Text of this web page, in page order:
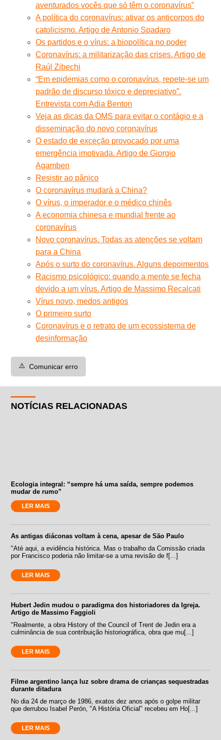
aventurados vocês que só têm o coronavírus”
A política do coronavírus: ativar os anticorpos do
catolicismo. Artigo de Antonio Spadaro
Os partidos e o vírus: a biopolítica no poder
Coronavírus: a militarização das crises. Artigo de
Raúl Zibechi
“Em epidemias como o coronavírus, repete-se um
padrão de discurso tóxico e depreciativo”.
Entrevista com Adia Benton
Veja as dicas da OMS para evitar o contágio e a
disseminação do novo coronavírus
O estado de exceção provocado por uma
emergência imotivada. Artigo de Giorgio
Agamben
Resistir ao pânico
O coronavírus mudará a China?
O vírus, o imperador e o médico chinês
A economia chinesa e mundial frente ao
coronavírus
Novo coronavírus. Todas as atenções se voltam
para a China
Após o surto do coronavírus. Alguns depoimentos
Racismo psicológico: quando a mente se fecha
devido a um vírus. Artigo de Massimo Recalcati
Vírus novo, medos antigos
O primeiro surto
Coronavírus e o retrato de um ecossistema de
desinformação
⚠️ Comunicar erro
NOTÍCIAS RELACIONADAS
Ecologia integral: “sempre há uma saída, sempre podemos
mudar de rumo”
LER MAIS
As antigas diáconas voltam à cena, apesar de São Paulo
"Até aqui, a evidência histórica. Mas o trabalho da Comissão criada
por Francisco poderia não limitar-se a uma revisão de f[...]
LER MAIS
Hubert Jedin mudou o paradigma dos historiadores da Igreja.
Artigo de Massimo Faggioli
"Realmente, a obra History of the Council of Trent de Jedin era a
culminância de sua contribuição historiográfica, obra que mu[...]
LER MAIS
Filme argentino lança luz sobre drama de crianças sequestradas
durante ditadura
No dia 24 de março de 1986, exatos dez anos após o golpe militar
que derrubou Isabel Perón, "A História Oficial" recebeu em Ho[...]
LER MAIS